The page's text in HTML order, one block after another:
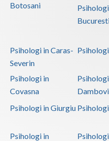
Botosani
Psihologi in Caras-
Severin
Psihologi in
Covasna
Psihologi in Giurgiu
Psihologi in